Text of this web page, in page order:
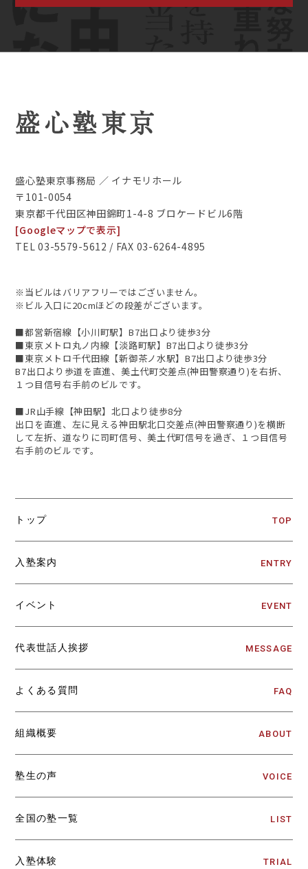
盛心塾東京
盛心塾東京事務局 ／ イナモリホール
〒101-0054
東京都千代田区神田錦町1-4-8 ブロケードビル6階
[Googleマップで表示]
TEL 03-5579-5612 / FAX 03-6264-4895
※当ビルはバリアフリーではございません。
※ビル入口に20cmほどの段差がございます。
■都営新宿線【小川町駅】B7出口より徒歩3分
■東京メトロ丸ノ内線【淡路町駅】B7出口より徒歩3分
■東京メトロ千代田線【新御茶ノ水駅】B7出口より徒歩3分
B7出口より歩道を直進、美土代町交差点(神田警察通り)を右折、
１つ目信号右手前のビルです。
■JR山手線【神田駅】北口より徒歩8分
出口を直進、左に見える神田駅北口交差点(神田警察通り)を横断
して左折、道なりに司町信号、美土代町信号を過ぎ、１つ目信号
右手前のビルです。
TOP
トップ
ENTRY
入塾案内
EVENT
イベント
MESSAGE
代表世話人挨拶
FAQ
よくある質問
ABOUT
組織概要
VOICE
塾生の声
LIST
全国の塾一覧
TRIAL
入塾体験